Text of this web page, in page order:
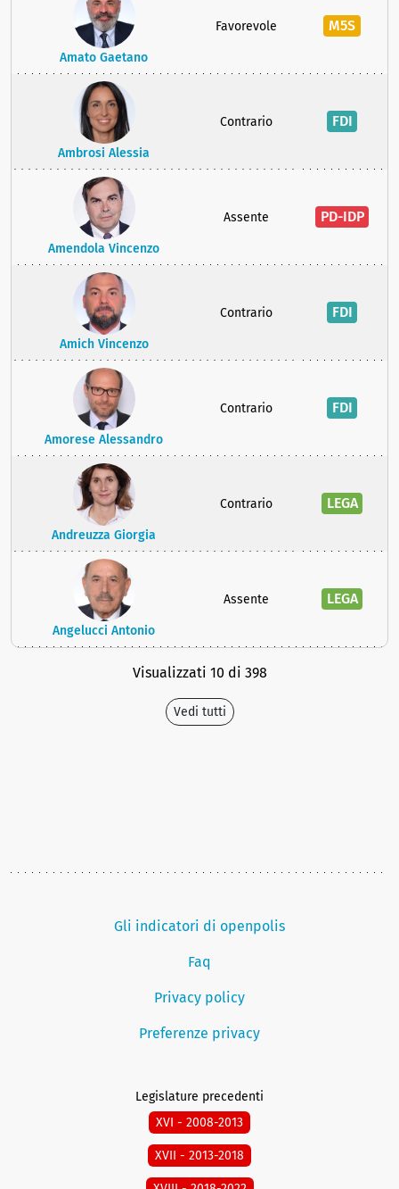
Amato Gaetano
Favorevole M5S
Ambrosi Alessia
Contrario FDI
Amendola Vincenzo
Assente PD-IDP
Amich Vincenzo
Contrario FDI
Amorese Alessandro
Contrario FDI
Andreuzza Giorgia
Contrario LEGA
Angelucci Antonio
Assente LEGA
Visualizzati 10 di 398
Vedi tutti
Gli indicatori di openpolis
Faq
Privacy policy
Preferenze privacy
Legislature precedenti
XVI - 2008-2013
XVII - 2013-2018